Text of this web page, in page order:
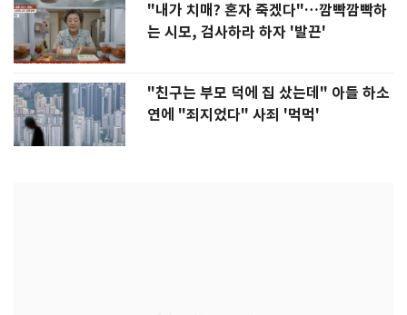
"내가 치매? 혼자 죽겠다"…깜빡깜빡하
는 시모, 검사하라 하자 '발끈'
"친구는 부모 덕에 집 샀는데" 아들 하소
연에 "죄지었다" 사죄 '먹먹'